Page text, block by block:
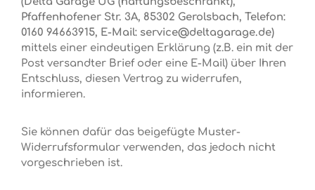
Pfaffenhofener Str. 3A, 85302 Gerolsbach, Telefon:
0160 94663915, E-Mail: service@deltagarage.de)
mittels einer eindeutigen Erklärung (z.B. ein mit der
Post versandter Brief oder eine E-Mail) über Ihren
Entschluss, diesen Vertrag zu widerrufen,
informieren.
Sie können dafür das beigefügte Muster-
Widerrufsformular verwenden, das jedoch nicht
vorgeschrieben ist.